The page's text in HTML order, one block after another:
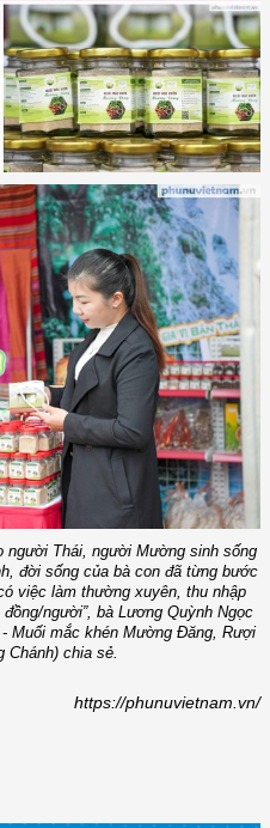
người Thái, người Mường sinh sống
đời sống của bà con đã từng bước
việc làm thường xuyên, thu nhập
người”, bà Lương Quỳnh Ngọc
Muối mắc khén Mường Đăng, Rượi
Chánh) chia sẻ.
https://phunuvietnam.vn/